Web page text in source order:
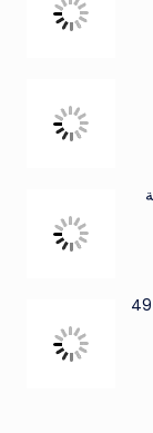
أسعار ومواصفات ومميزات شاشة توشيبا سمارت 49